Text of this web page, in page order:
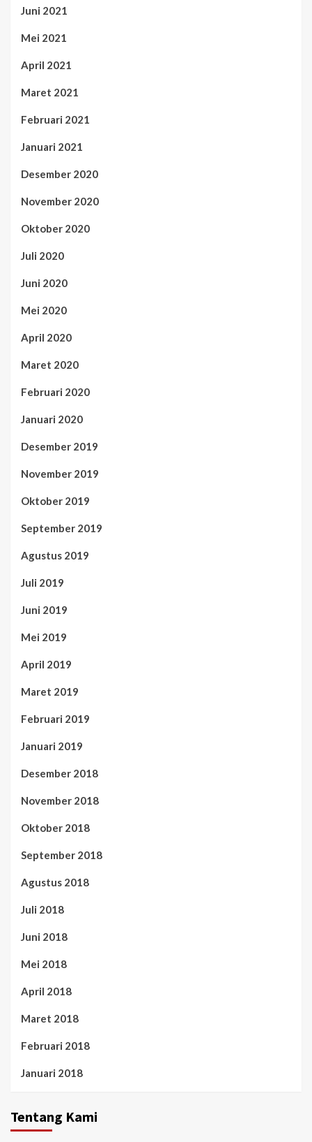
Juni 2021
Mei 2021
April 2021
Maret 2021
Februari 2021
Januari 2021
Desember 2020
November 2020
Oktober 2020
Juli 2020
Juni 2020
Mei 2020
April 2020
Maret 2020
Februari 2020
Januari 2020
Desember 2019
November 2019
Oktober 2019
September 2019
Agustus 2019
Juli 2019
Juni 2019
Mei 2019
April 2019
Maret 2019
Februari 2019
Januari 2019
Desember 2018
November 2018
Oktober 2018
September 2018
Agustus 2018
Juli 2018
Juni 2018
Mei 2018
April 2018
Maret 2018
Februari 2018
Januari 2018
Tentang Kami